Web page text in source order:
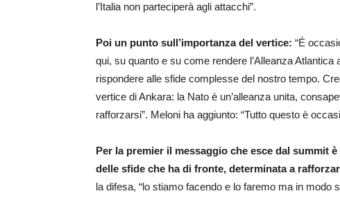
l’Italia non parteciperà agli attacchi”.
Poi un punto sull’importanza del vertice: “É
qui, su quanto e su come rendere l’Alleanza
rispondere alle sfide complesse del nostro tempo.
vertice di Ankara: la Nato è un’alleanza unita,
rafforzarsi”. Meloni ha aggiunto: “Tutto questo è
Per la premier il messaggio che esce dal summit
delle sfide che ha di fronte, determinata a
la difesa, “lo stiamo facendo e lo faremo ma in modo